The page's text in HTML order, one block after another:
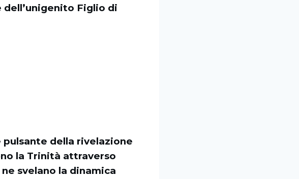
Figlio di
della rivelazione
la Trinità attraverso
svelano la dinamica